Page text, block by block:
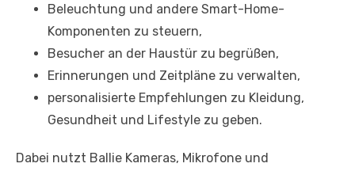
Beleuchtung und andere Smart-Home-
Komponenten zu steuern,
Besucher an der Haustür zu begrüßen,
Erinnerungen und Zeitpläne zu verwalten,
personalisierte Empfehlungen zu Kleidung,
Gesundheit und Lifestyle zu geben.
Dabei nutzt Ballie Kameras, Mikrofone und